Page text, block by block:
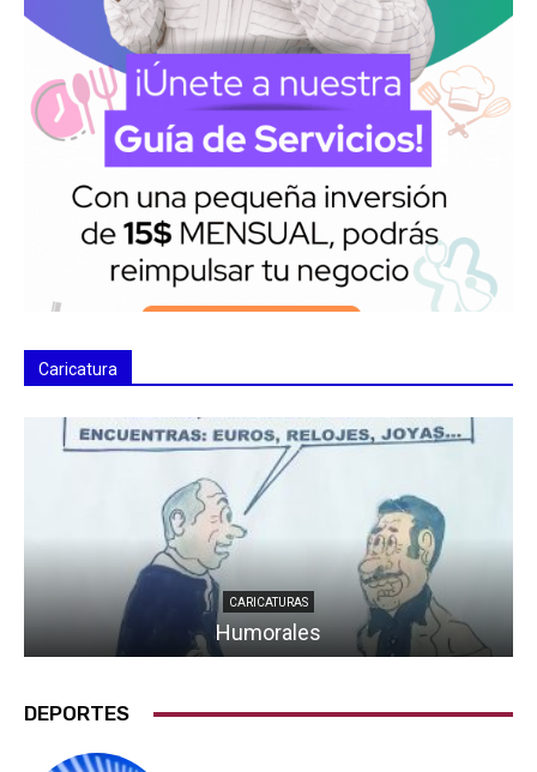
Caricatura
CARICATURAS
Humorales
DEPORTES